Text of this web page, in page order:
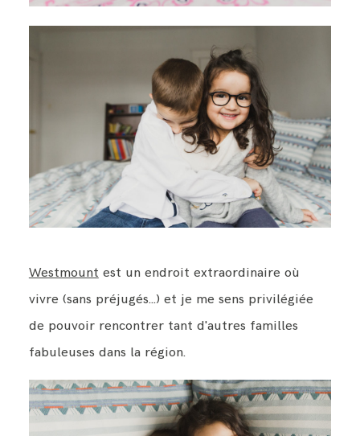
Westmount est un endroit extraordinaire où
vivre (sans préjugés...) et je me sens privilégiée
de pouvoir rencontrer tant d'autres familles
fabuleuses dans la région.